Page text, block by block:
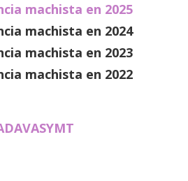
machista en 2025
machista en 2024
machista en 2023
machista en 2022